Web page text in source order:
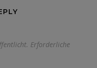
Erforderliche